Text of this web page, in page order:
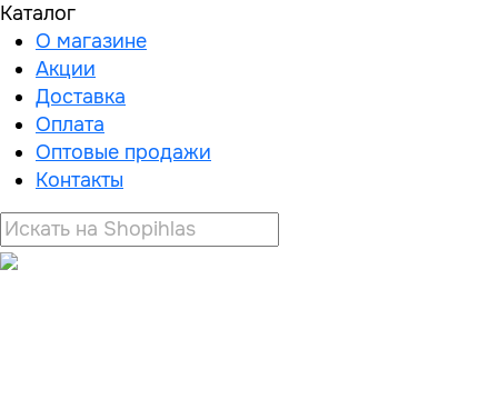
Каталог
О магазине
Акции
Доставка
Оплата
Оптовые продажи
Контакты